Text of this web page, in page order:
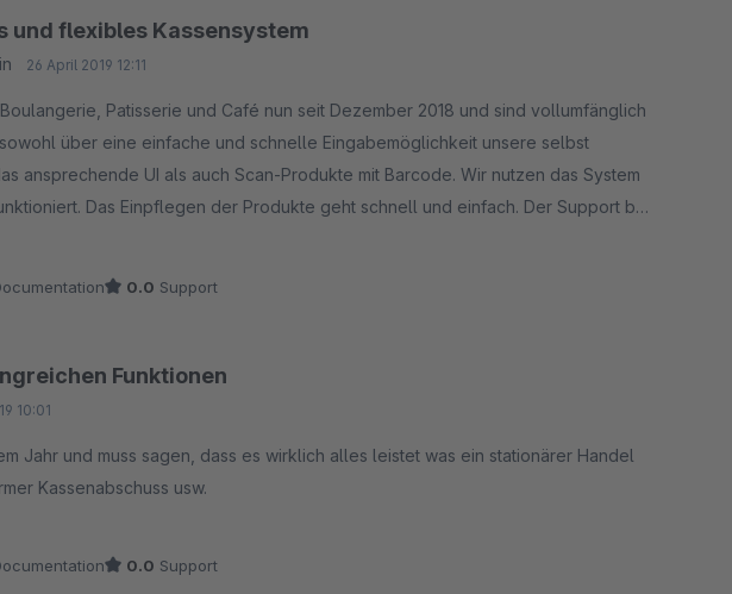
und flexibles Kassensystem
26 April 2019 12:11
Patisserie und Café nun seit Dezember 2018 und sind vollumfänglich
über eine einfache und schnelle Eingabemöglichkeit unsere selbst
ansprechende UI als auch Scan-Produkte mit Barcode. Wir nutzen das System
Das Einpflegen der Produkte geht schnell und einfach. Der Support bei
Ideen ist Weltklasse.
0.0 Support
Funktionen
10:01
Jahr und muss sagen, dass es wirklich alles leistet was ein stationärer Handel
Kassenabschuss usw.
0.0 Support